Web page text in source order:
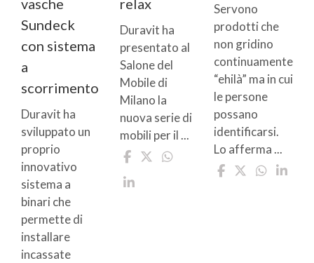
Sundeck
con sistema
a
scorrimento
Duravit ha
sviluppato un
proprio
innovativo
sistema a
binari che
permette di
installare
incassate
Duravit ha
presentato al
Salone del
Mobile di
Milano la
nuova serie di
mobili per il ...
Servono
prodotti che
non gridino
continuamente
“ehilà” ma in cui
le persone
possano
identificarsi.
Lo afferma ...